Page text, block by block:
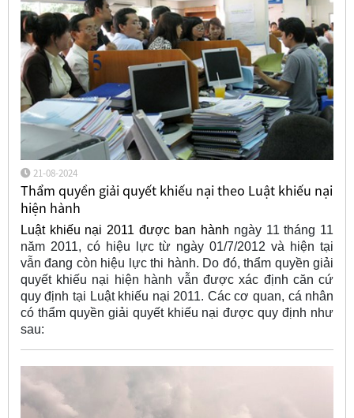
21-08-2024
Thẩm quyền giải quyết khiếu nại theo Luật khiếu nại
hiện hành
Luật khiếu nại 2011 được ban hành ngày 11 tháng 11
năm 2011, có hiệu lực từ ngày 01/7/2012 và hiện tại
vẫn đang còn hiệu lực thi hành. Do đó, thẩm quyền giải
quyết khiếu nại hiện hành vẫn được xác định căn cứ
quy định tại Luật khiếu nại 2011. Các cơ quan, cá nhân
có thẩm quyền giải quyết khiếu nại được quy định như
sau: